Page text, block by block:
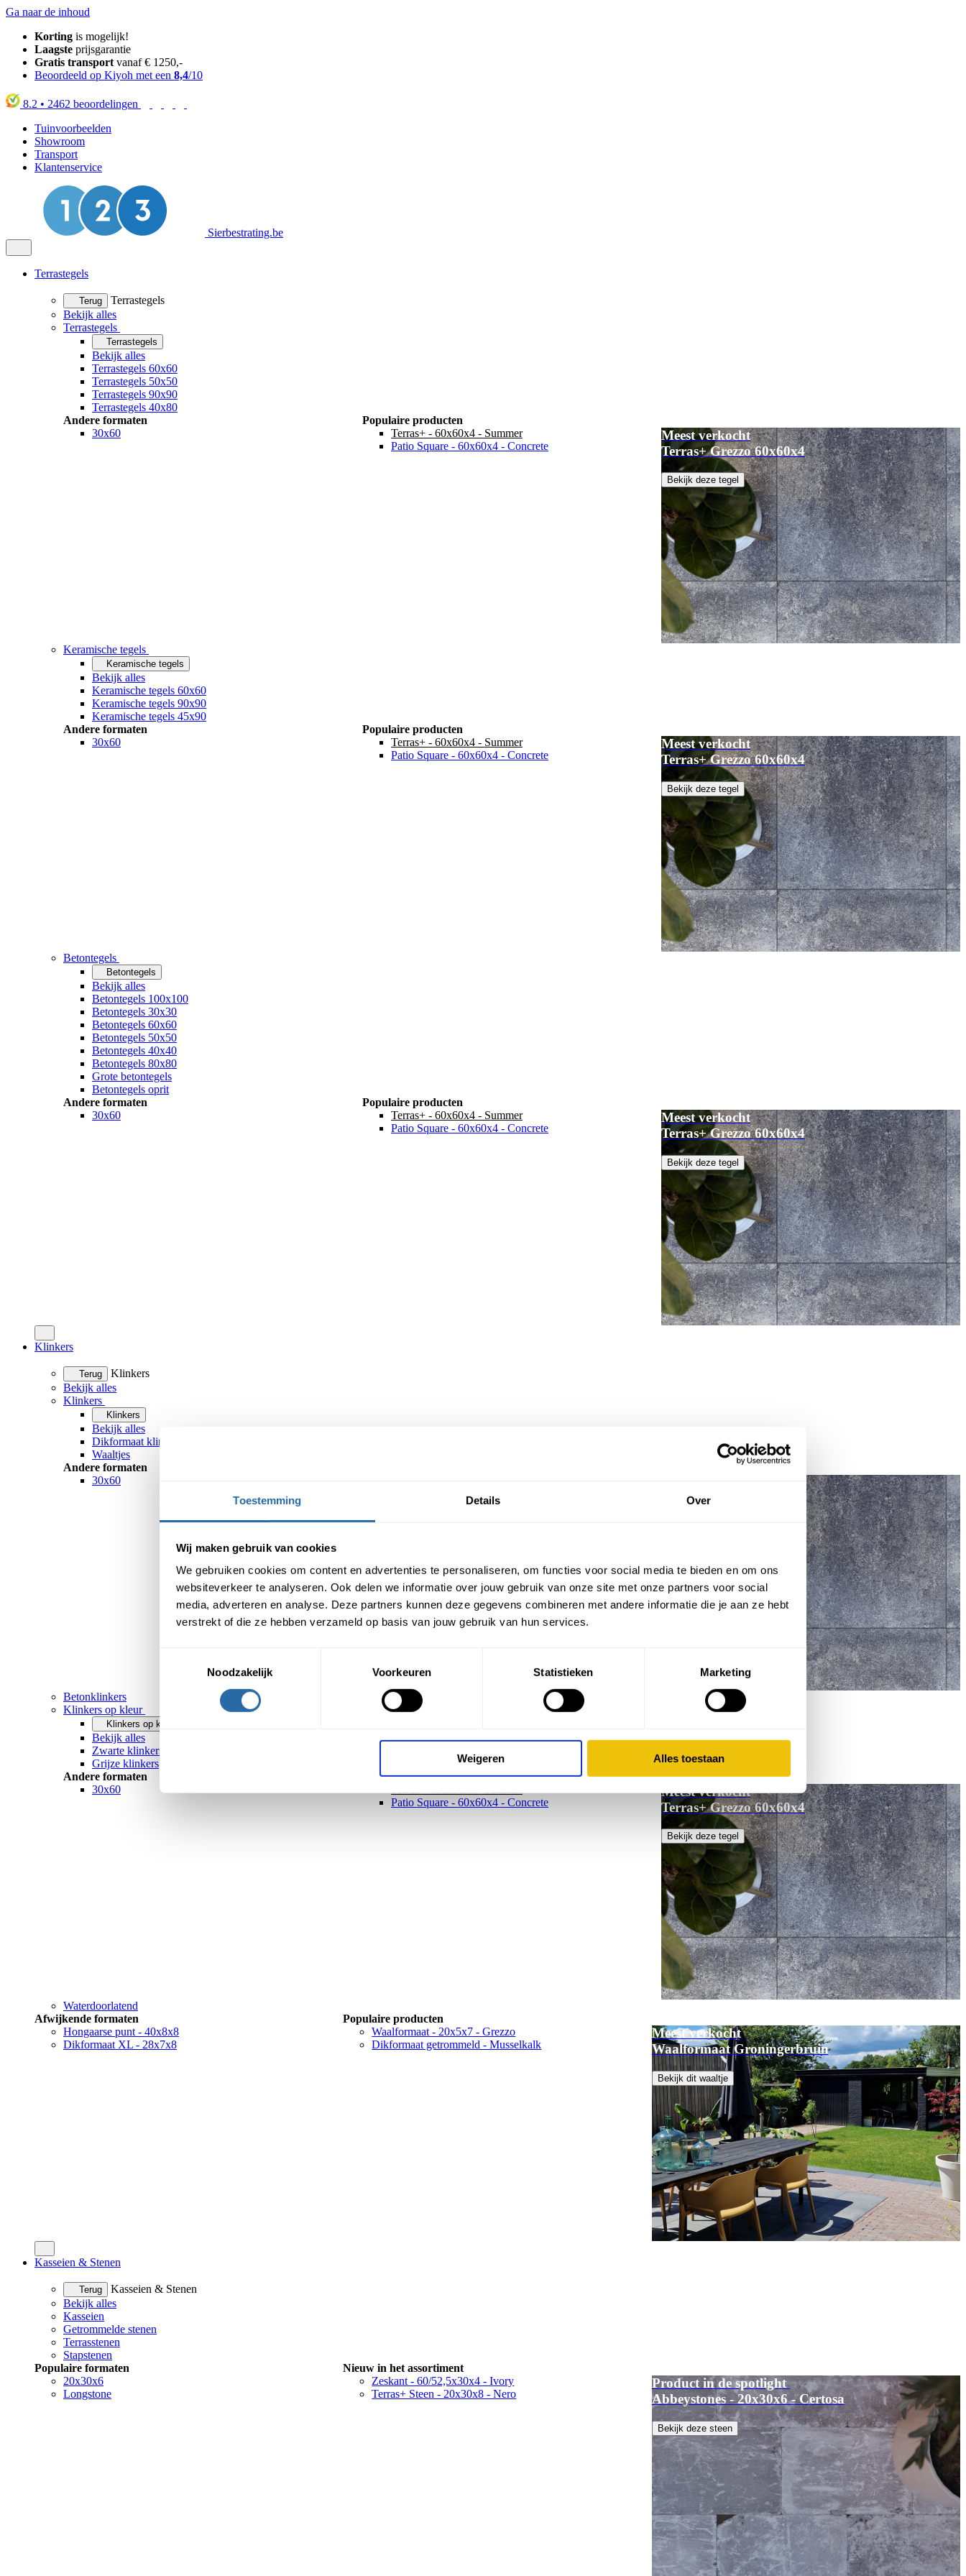
Toestemming Details Over
Wij maken gebruik van cookies
We gebruiken cookies om content en advertenties te personaliseren, om functies voor social media te bieden en om ons
websiteverkeer te analyseren. Ook delen we informatie over jouw gebruik van onze site met onze partners voor social
media, adverteren en analyse. Deze partners kunnen deze gegevens combineren met andere informatie die je aan ze hebt
verstrekt of die ze hebben verzameld op basis van jouw gebruik van hun services.
Noodzakelijk
Voorkeuren Statistieken Marketing
Weigeren Alles toestaan
Ga naar de inhoud
Korting is mogelijk!
Laagste prijsgarantie
Gratis transport vanaf € 1250,-
Beoordeeld op Kiyoh met een 8,4/10
8.2 • 2462 beoordelingen
Tuinvoorbeelden
Showroom
Transport
Klantenservice
Sierbestrating.be
Terrastegels
Terug
Terrastegels
Bekijk alles
Terrastegels
Terrastegels
Bekijk alles
Terrastegels 60x60
Terrastegels 50x50
Terrastegels 90x90
Terrastegels 40x80
Andere formaten
30x60
Populaire producten
Terras+ - 60x60x4 - Summer
Patio Square - 60x60x4 - Concrete
Meest verkocht
Terras+ Grezzo 60x60x4
Bekijk deze tegel
Keramische tegels
Keramische tegels
Bekijk alles
Keramische tegels 60x60
Keramische tegels 90x90
Keramische tegels 45x90
Andere formaten
30x60
Populaire producten
Terras+ - 60x60x4 - Summer
Patio Square - 60x60x4 - Concrete
Meest verkocht
Terras+ Grezzo 60x60x4
Bekijk deze tegel
Betontegels
Betontegels
Bekijk alles
Betontegels 100x100
Betontegels 30x30
Betontegels 60x60
Betontegels 50x50
Betontegels 40x40
Betontegels 80x80
Grote betontegels
Betontegels oprit
Andere formaten
30x60
Populaire producten
Terras+ - 60x60x4 - Summer
Patio Square - 60x60x4 - Concrete
Meest verkocht
Terras+ Grezzo 60x60x4
Bekijk deze tegel
Klinkers
Terug
Klinkers
Bekijk alles
Klinkers
Klinkers
Bekijk alles
Dikformaat klinkers
Waaltjes
Andere formaten
30x60
Patio Square - 60x60x4 - Concrete
Terras+ Grezzo 60x60x4
Betonklinkers
Klinkers op kleur
Klinkers op kleur
Bekijk alles
Zwarte klinkers
Grijze klinkers
Andere formaten
30x60
Populaire producten
Patio Square - 60x60x4 - Concrete
Meest verkocht
Terras+ Grezzo 60x60x4
Bekijk deze tegel
Waterdoorlatend
Afwijkende formaten
Hongaarse punt - 40x8x8
Dikformaat XL - 28x7x8
Populaire producten
Waalformaat - 20x5x7 - Grezzo
Dikformaat getrommeld - Musselkalk
Meest verkocht
Waalformaat Groningerbruin
Bekijk dit waaltje
Kasseien & Stenen
Terug
Kasseien & Stenen
Bekijk alles
Kasseien
Getrommelde stenen
Terrasstenen
Stapstenen
Populaire formaten
20x30x6
Longstone
Nieuw in het assortiment
Zeskant - 60/52,5x30x4 - Ivory
Terras+ Steen - 20x30x8 - Nero
Product in de spotlight
Abbeystones - 20x30x6 - Certosa
Bekijk deze steen